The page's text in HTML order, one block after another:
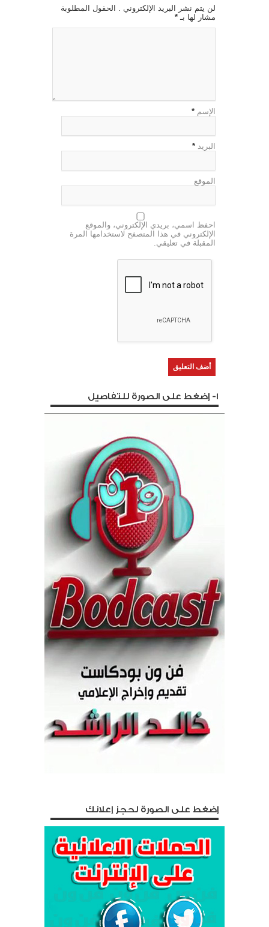
لن يتم نشر البريد الإلكتروني . الحقول المطلوبة
مشار لها بـ *
الإسم *
البريد *
الموقع
احفظ اسمي، بريدي الإلكتروني، والموقع
الإلكتروني في هذا المتصفح لاستخدامها المرة
المقبلة في تعليقي.
1- إضغط على الصورة للتفاصيل
إضغط على الصورة لحجز إعلانك